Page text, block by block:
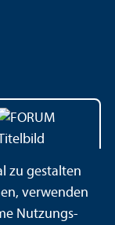
zu gestalten
verwenden
Nutzungs­